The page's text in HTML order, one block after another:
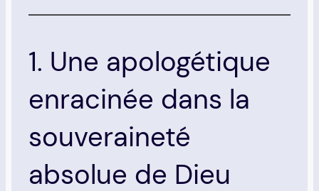
1. Une apologétique
enracinée dans la
souveraineté
absolue de Dieu